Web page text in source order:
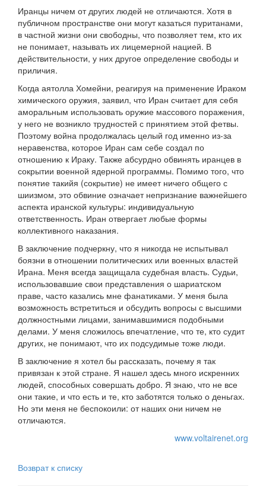
Иранцы ничем от других людей не отличаются. Хотя в
публичном пространстве они могут казаться пуританами,
в частной жизни они свободны, что позволяет тем, кто их
не понимает, называть их лицемерной нацией. В
действительности, у них другое определение свободы и
приличия.
Когда аятолла Хомейни, реагируя на применение Ираком
химического оружия, заявил, что Иран считает для себя
аморальным использовать оружие массового поражения,
у него не возникло трудностей с принятием этой фетвы.
Поэтому война продолжалась целый год именно из-за
неравенства, которое Иран сам себе создал по
отношению к Ираку. Также абсурдно обвинять иранцев в
сокрытии военной ядерной программы. Помимо того, что
понятие такийя (сокрытие) не имеет ничего общего с
шиизмом, это обвиние означает непризнание важнейшего
аспекта иранской культуры: индивидуальную
ответственность. Иран отвергает любые формы
коллективного наказания.
В заключение подчеркну, что я никогда не испытывал
боязни в отношении политических или военных властей
Ирана. Меня всегда защищала судебная власть. Судьи,
использовавшие свои представления о шариатском
праве, часто казались мне фанатиками. У меня была
возможность встретиться и обсудить вопросы с высшими
должностными лицами, занимавшимися подобными
делами. У меня сложилось впечатление, что те, кто судит
других, не понимают, что их подсудимые тоже люди.
В заключение я хотел бы рассказать, почему я так
привязан к этой стране. Я нашел здесь много искренних
людей, способных совершать добро. Я знаю, что не все
они такие, и что есть и те, кто заботятся только о деньгах.
Но эти меня не беспокоили: от наших они ничем не
отличаются.
www.voltairenet.org
Возврат к списку